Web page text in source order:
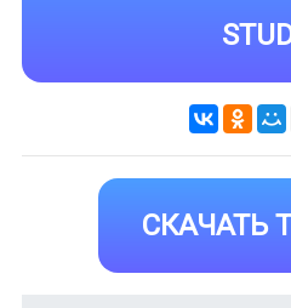
СКАЧАТЬ